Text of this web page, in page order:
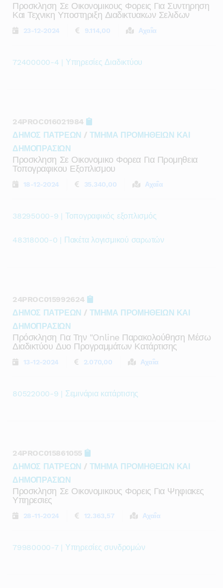
Προσκληση Σε Οικονομικους Φορεις Για Συντηρηση
Και Τεχνικη Υποστηριξη Διαδικτυακων Σελιδων
23-12-2024 9.114,00 Αχαΐα
72400000-4 | Υπηρεσίες Διαδικτύου
24PROC016021984
ΔΗΜΟΣ ΠΑΤΡΕΩΝ / ΤΜΗΜΑ ΠΡΟΜΗΘΕΙΩΝ ΚΑΙ
ΔΗΜΟΠΡΑΣΙΩΝ
Προσκληση Σε Οικονομικο Φορεα Για Προμηθεια
Τοπογραφικου Εξοπλισμου
18-12-2024 35.340,00 Αχαΐα
38295000-9 | Τοπογραφικός εξοπλισμός
48318000-0 | Πακέτα λογισμικού σαρωτών
24PROC015992624
ΔΗΜΟΣ ΠΑΤΡΕΩΝ / ΤΜΗΜΑ ΠΡΟΜΗΘΕΙΩΝ ΚΑΙ
ΔΗΜΟΠΡΑΣΙΩΝ
Πρόσκληση Για Την "online Παρακολούθηση Μέσω
Διαδικτύου Δυο Προγραμμάτων Κατάρτισης
13-12-2024 2.070,00 Αχαΐα
80522000-9 | Σεμινάρια κατάρτισης
24PROC015861055
ΔΗΜΟΣ ΠΑΤΡΕΩΝ / ΤΜΗΜΑ ΠΡΟΜΗΘΕΙΩΝ ΚΑΙ
ΔΗΜΟΠΡΑΣΙΩΝ
Προσκληση Σε Οικονομικους Φορεις Για Ψηφιακες
Υπηρεσιες
28-11-2024 12.363,57 Αχαΐα
79980000-7 | Υπηρεσίες συνδρομών